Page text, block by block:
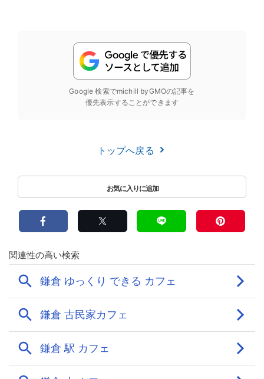
Google 検索でmichill byGMOの記事を
優先表示することができます
トップへ戻る